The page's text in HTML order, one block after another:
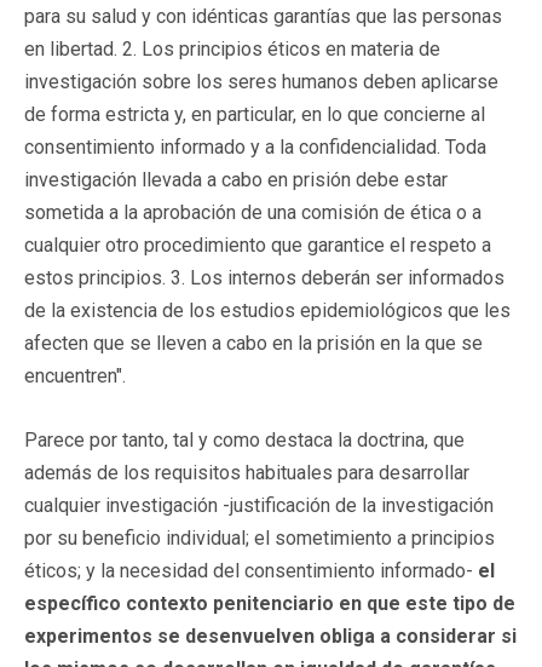
para su salud y con idénticas garantías que las personas
en libertad. 2. Los principios éticos en materia de
investigación sobre los seres humanos deben aplicarse
de forma estricta y, en particular, en lo que concierne al
consentimiento informado y a la confidencialidad. Toda
investigación llevada a cabo en prisión debe estar
sometida a la aprobación de una comisión de ética o a
cualquier otro procedimiento que garantice el respeto a
estos principios. 3. Los internos deberán ser informados
de la existencia de los estudios epidemiológicos que les
afecten que se lleven a cabo en la prisión en la que se
encuentren".
Parece por tanto, tal y como destaca la doctrina, que
además de los requisitos habituales para desarrollar
cualquier investigación -justificación de la investigación
por su beneficio individual; el sometimiento a principios
éticos; y la necesidad del consentimiento informado- el
específico contexto penitenciario en que este tipo de
experimentos se desenvuelven obliga a considerar si